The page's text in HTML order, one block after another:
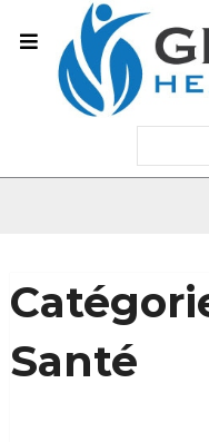
Santé